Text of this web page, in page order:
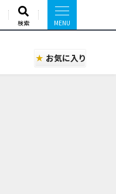
検索
お気に入り